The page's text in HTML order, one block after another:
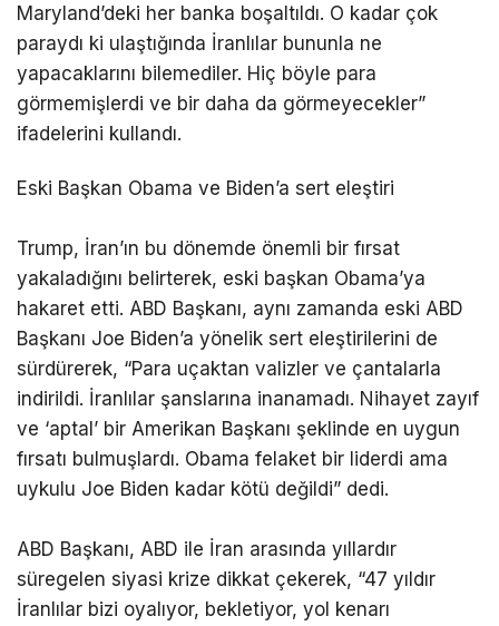
Maryland’deki her banka boşaltıldı. O kadar çok
paraydı ki ulaştığında İranlılar bununla ne
yapacaklarını bilemediler. Hiç böyle para
görmemişlerdi ve bir daha da görmeyecekler”
ifadelerini kullandı.
Eski Başkan Obama ve Biden’a sert eleştiri
Trump, İran’ın bu dönemde önemli bir fırsat
yakaladığını belirterek, eski başkan Obama’ya
hakaret etti. ABD Başkanı, aynı zamanda eski ABD
Başkanı Joe Biden’a yönelik sert eleştirilerini de
sürdürerek, “Para uçaktan valizler ve çantalarla
indirildi. İranlılar şanslarına inanamadı. Nihayet zayıf
ve ‘aptal’ bir Amerikan Başkanı şeklinde en uygun
fırsatı bulmuşlardı. Obama felaket bir liderdi ama
uykulu Joe Biden kadar kötü değildi” dedi.
ABD Başkanı, ABD ile İran arasında yıllardır
süregelen siyasi krize dikkat çekerek, “47 yıldır
İranlılar bizi oyalıyor, bekletiyor, yol kenarı